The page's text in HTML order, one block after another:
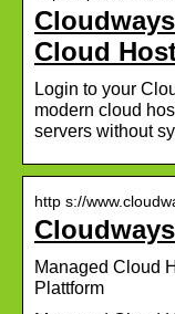
Cloud
Login to your
modern cloud
servers without
http s://
Cloudways
Managed Cloud
Plattform